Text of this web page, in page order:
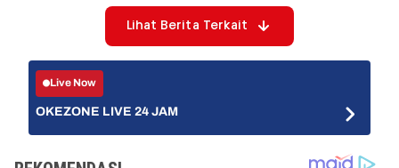
Lihat Berita Terkait
Live Now
OKEZONE LIVE 24 JAM